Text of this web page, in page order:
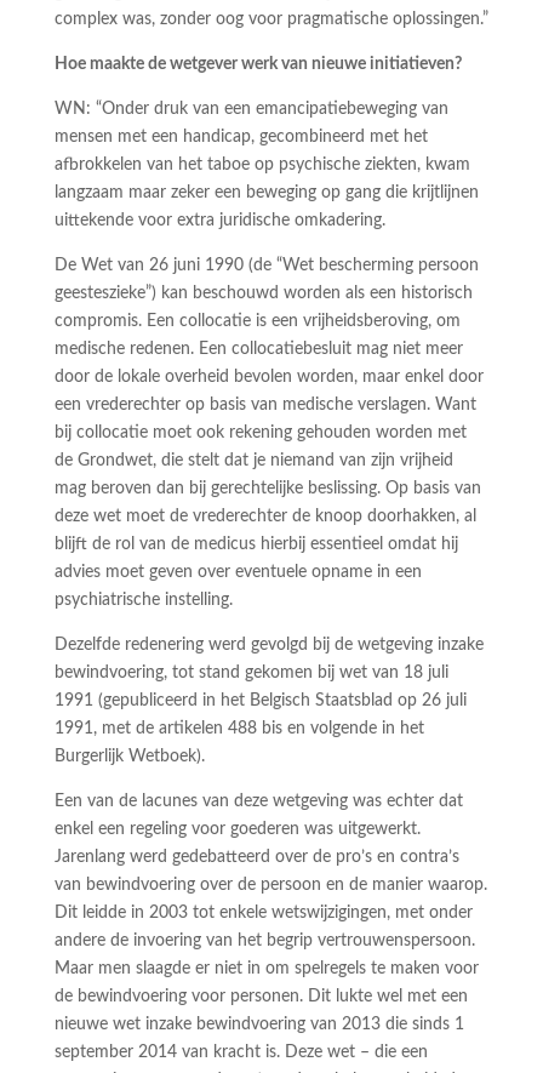
complex was, zonder oog voor pragmatische oplossingen.”
Hoe maakte de wetgever werk van nieuwe initiatieven?
WN: “Onder druk van een emancipatiebeweging van
mensen met een handicap, gecombineerd met het
afbrokkelen van het taboe op psychische ziekten, kwam
langzaam maar zeker een beweging op gang die krijtlijnen
uittekende voor extra juridische omkadering.
De Wet van 26 juni 1990 (de “Wet bescherming persoon
geesteszieke”) kan beschouwd worden als een historisch
compromis. Een collocatie is een vrijheidsberoving, om
medische redenen. Een collocatiebesluit mag niet meer
door de lokale overheid bevolen worden, maar enkel door
een vrederechter op basis van medische verslagen. Want
bij collocatie moet ook rekening gehouden worden met
de Grondwet, die stelt dat je niemand van zijn vrijheid
mag beroven dan bij gerechtelijke beslissing. Op basis van
deze wet moet de vrederechter de knoop doorhakken, al
blijft de rol van de medicus hierbij essentieel omdat hij
advies moet geven over eventuele opname in een
psychiatrische instelling.
Dezelfde redenering werd gevolgd bij de wetgeving inzake
bewindvoering, tot stand gekomen bij wet van 18 juli
1991 (gepubliceerd in het Belgisch Staatsblad op 26 juli
1991, met de artikelen 488 bis en volgende in het
Burgerlijk Wetboek).
Een van de lacunes van deze wetgeving was echter dat
enkel een regeling voor goederen was uitgewerkt.
Jarenlang werd gedebatteerd over de pro’s en contra’s
van bewindvoering over de persoon en de manier waarop.
Dit leidde in 2003 tot enkele wetswijzigingen, met onder
andere de invoering van het begrip vertrouwenspersoon.
Maar men slaagde er niet in om spelregels te maken voor
de bewindvoering voor personen. Dit lukte wel met een
nieuwe wet inzake bewindvoering van 2013 die sinds 1
september 2014 van kracht is. Deze wet – die een